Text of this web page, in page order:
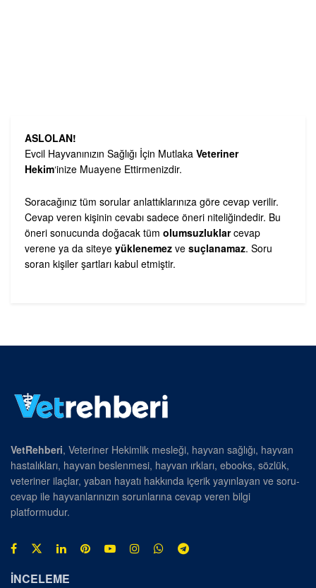
ASLOLAN!
Evcil Hayvanınızın Sağlığı İçin Mutlaka Veteriner
Hekim‘inize Muayene Ettirmenizdir.
Soracağınız tüm sorular anlattıklarınıza göre cevap verilir.
Cevap veren kişinin cevabı sadece öneri niteliğindedir. Bu
öneri sonucunda doğacak tüm olumsuzluklarcevap
verene ya da siteye yüklenemez ve suçlanamaz. Soru
soran kişiler şartları kabul etmiştir.
VetRehberi, Veteriner Hekimlik mesleği, hayvan sağlığı, hayvan
hastalıkları, hayvan beslenmesi, hayvan ırkları, ebooks, sözlük,
veteriner ilaçlar, yaban hayatı hakkında içerik yayınlayan ve soru-
cevap ile hayvanlarınızın sorunlarına cevap veren bilgi
platformudur.
İNCELEME